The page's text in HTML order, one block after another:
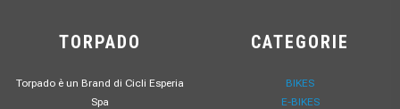
TORPADO
Torpado è un Brand di Cicli Esperia
Spa
CATEGORIE
BIKES
E-BIKES